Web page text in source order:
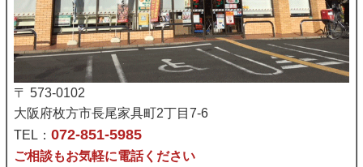
〒 573-0102
大阪府枚方市長尾家具町2丁目7-6
TEL： 072-851-5985
ご相談もお気軽に電話ください